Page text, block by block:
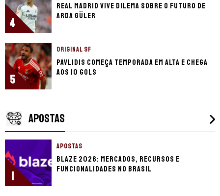
4
Real Madrid vive dilema sobre o futuro de
Arda Güler
5
ORIGINAL SF
Pavlidis começa temporada em alta e chega
aos 10 gols
APOSTAS
1
APOSTAS
Blaze 2026: mercados, recursos e
funcionalidades no Brasil